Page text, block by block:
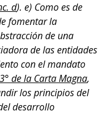
d). e) Como es de
fomentar la
de una
de las entidades
con el mandato
de la Carta Magna,
los principios del
desarrollo